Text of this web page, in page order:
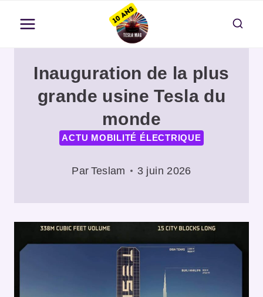
contenu
Inauguration de la plus
grande usine Tesla du
monde
ACTU MOBILITÉ ÉLECTRIQUE
Par Teslam 3 juin 2026